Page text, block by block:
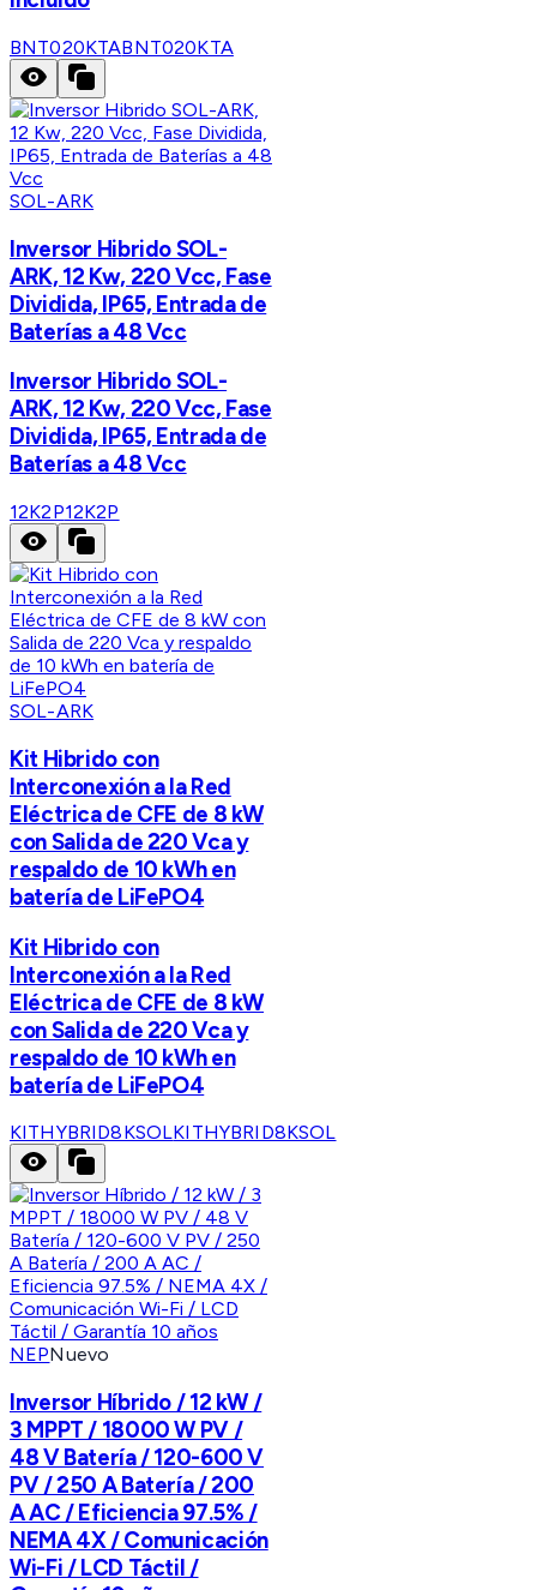
BNT020KTABNT020KTA
SOL-ARK
Inversor Hibrido SOL-
ARK, 12 Kw, 220 Vcc, Fase
Dividida, IP65, Entrada de
Baterías a 48 Vcc
Inversor Hibrido SOL-
ARK, 12 Kw, 220 Vcc, Fase
Dividida, IP65, Entrada de
Baterías a 48 Vcc
12K2P12K2P
SOL-ARK
Kit Hibrido con
Interconexión a la Red
Eléctrica de CFE de 8 kW
con Salida de 220 Vca y
respaldo de 10 kWh en
batería de LiFePO4
Kit Hibrido con
Interconexión a la Red
Eléctrica de CFE de 8 kW
con Salida de 220 Vca y
respaldo de 10 kWh en
batería de LiFePO4
KITHYBRID8KSOLKITHYBRID8KSOL
NEPNuevo
Inversor Híbrido / 12 kW /
3 MPPT / 18000 W PV /
48 V Batería / 120-600 V
PV / 250 A Batería / 200
A AC / Eficiencia 97.5% /
NEMA 4X / Comunicación
Wi-Fi / LCD Táctil /